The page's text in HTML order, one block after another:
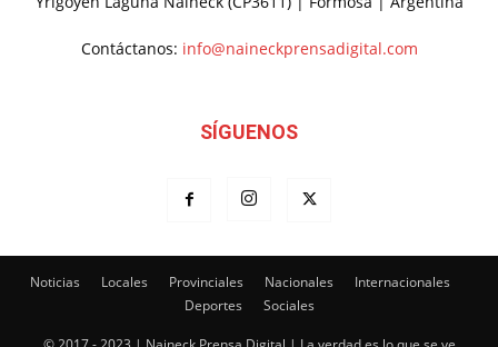
Contáctanos: info@naineckprensadigital.com
SÍGUENOS
Noticias Locales Provinciales Nacionales
Internacionales
Deportes
Sociales